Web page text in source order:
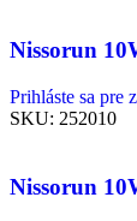
Nissorun
Prihláste sa pre
SKU: 252010
Nissorun